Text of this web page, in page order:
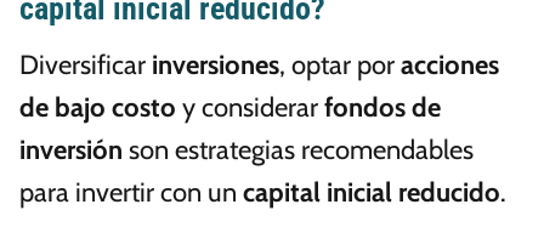
capital inicial reducido?
Diversificar inversiones, optar poracciones
de bajo costo y considerarfondos de
inversión son estrategias recomendables
para invertir con un capital inicial reducido.